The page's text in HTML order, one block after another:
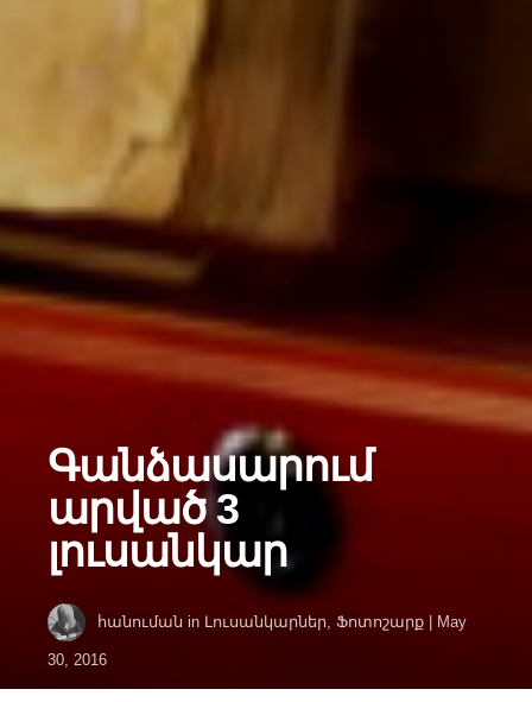
Գանձասարում
արված 3
լուսանկար
հանուման in Լուսանկարներ, Ֆոտոշարք May
30, 2016